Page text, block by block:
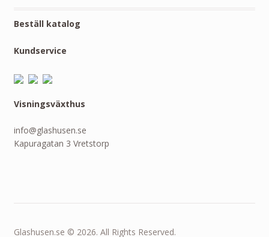
Beställ katalog
Kundservice
Visningsväxthus
info@glashusen.se
Kapuragatan 3 Vretstorp
Glashusen.se © 2026. All Rights Reserved.